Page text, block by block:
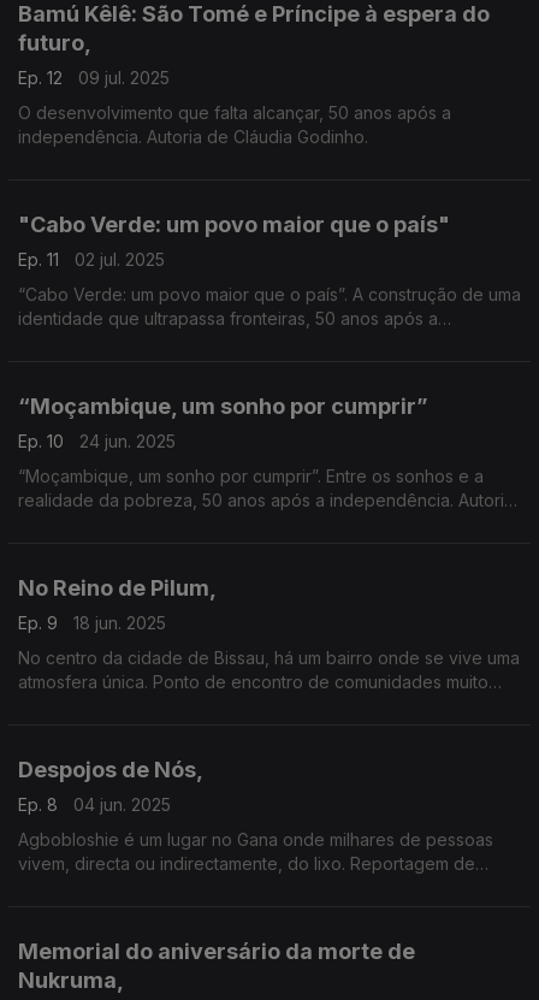
Bamú Kêlê: São Tomé e Príncipe à espera do
futuro,
Ep. 12
09 jul. 2025
O desenvolvimento que falta alcançar, 50 anos após a
independência. Autoria de Cláudia Godinho.
"Cabo Verde: um povo maior que o país"
Ep. 11
02 jul. 2025
“Cabo Verde: um povo maior que o país”. A construção de uma
identidade que ultrapassa fronteiras, 50 anos após a
“Moçambique, um sonho por cumprir”
Ep. 10
24 jun. 2025
“Moçambique, um sonho por cumprir”. Entre os sonhos e a
realidade da pobreza, 50 anos após a independência. Autoria
No Reino de Pilum,
Ep. 9
18 jun. 2025
No centro da cidade de Bissau, há um bairro onde se vive uma
atmosfera única. Ponto de encontro de comunidades muito
Despojos de Nós,
Ep. 8
04 jun. 2025
Agbobloshie é um lugar no Gana onde milhares de pessoas
vivem, directa ou indirectamente, do lixo. Reportagem de
Memorial do aniversário da morte de
Nukruma,